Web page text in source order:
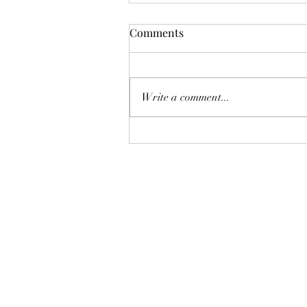
Comments
Write a comment...